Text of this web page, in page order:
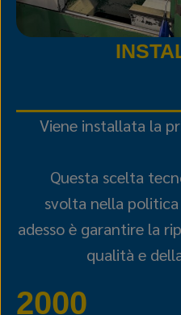
Viene installata la
Questa scelta
svolta nella
adesso è garantire la
qualità e
2000